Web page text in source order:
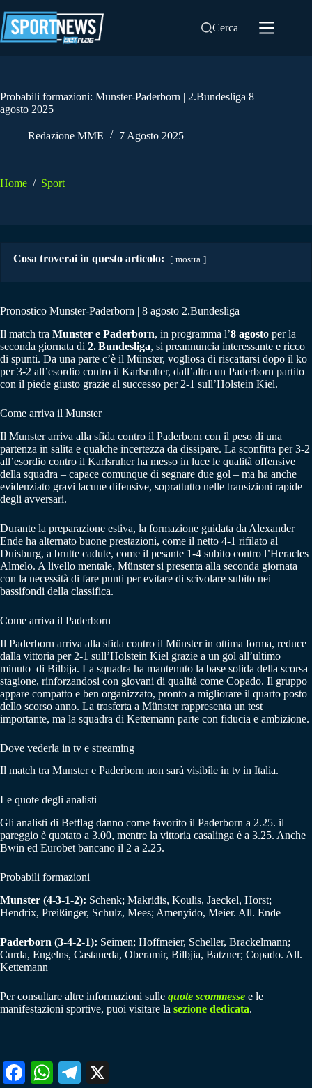
al
contenuto
Cerca
Probabili formazioni: Munster-Paderborn | 2.Bundesliga 8
agosto 2025
Redazione MME 7 Agosto 2025
Home / Sport
Cosa troverai in questo articolo: mostra
Pronostico Munster-Paderborn | 8 agosto 2.Bundesliga
Il match tra Munster e Paderborn, in programma l’8 agosto per la
seconda giornata di 2. Bundesliga, si preannuncia interessante e ricco
di spunti. Da una parte c’è il Münster, vogliosa di riscattarsi dopo il ko
per 3-2 all’esordio contro il Karlsruher, dall’altra un Paderborn partito
con il piede giusto grazie al successo per 2-1 sull’Holstein Kiel.
Come arriva il Munster
Il Munster arriva alla sfida contro il Paderborn con il peso di una
partenza in salita e qualche incertezza da dissipare. La sconfitta per 3-2
all’esordio contro il Karlsruher ha messo in luce le qualità offensive
della squadra – capace comunque di segnare due gol – ma ha anche
evidenziato gravi lacune difensive, soprattutto nelle transizioni rapide
degli avversari.
Durante la preparazione estiva, la formazione guidata da Alexander
Ende ha alternato buone prestazioni, come il netto 4-1 rifilato al
Duisburg, a brutte cadute, come il pesante 1-4 subito contro l’Heracles
Almelo. A livello mentale, Münster si presenta alla seconda giornata
con la necessità di fare punti per evitare di scivolare subito nei
bassifondi della classifica.
Come arriva il Paderborn
Il Paderborn arriva alla sfida contro il Münster in ottima forma, reduce
dalla vittoria per 2-1 sull’Holstein Kiel grazie a un gol all’ultimo
minuto di Bilbija. La squadra ha mantenuto la base solida della scorsa
stagione, rinforzandosi con giovani di qualità come Copado. Il gruppo
appare compatto e ben organizzato, pronto a migliorare il quarto posto
dello scorso anno. La trasferta a Münster rappresenta un test
importante, ma la squadra di Kettemann parte con fiducia e ambizione.
Dove vederla in tv e streaming
Il match tra Munster e Paderborn non sarà visibile in tv in Italia.
Le quote degli analisti
Gli analisti di Betflag danno come favorito il Paderborn a 2.25. il
pareggio è quotato a 3.00, mentre la vittoria casalinga è a 3.25. Anche
Bwin ed Eurobet bancano il 2 a 2.25.
Probabili formazioni
Munster (4-3-1-2): Schenk; Makridis, Koulis, Jaeckel, Horst;
Hendrix, Preißinger, Schulz, Mees; Amenyido, Meier. All. Ende
Paderborn (3-4-2-1): Seimen; Hoffmeier, Scheller, Brackelmann;
Curda, Engelns, Castaneda, Oberamir, Bilbjia, Batzner; Copado. All.
Kettemann
Per consultare altre informazioni sulle quote scommesse e le
manifestazioni sportive, puoi visitare la sezione dedicata.
Fa W
Te